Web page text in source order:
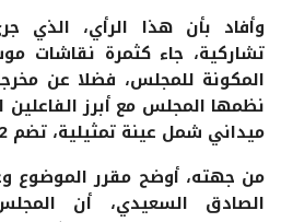
وأفاد بأن هذا الرأي، الذي
تشاركية، جاء كثمرة نقاشات
المكونة للمجلس، فضلا عن
نظمها المجلس مع أبرز الفاعلين
ميداني شمل عينة تمثيلية، تضم 1012 مواطنة ومواطن.
من جهته، أوضح مقرر الموضوع
الصادق السعيدي، أن